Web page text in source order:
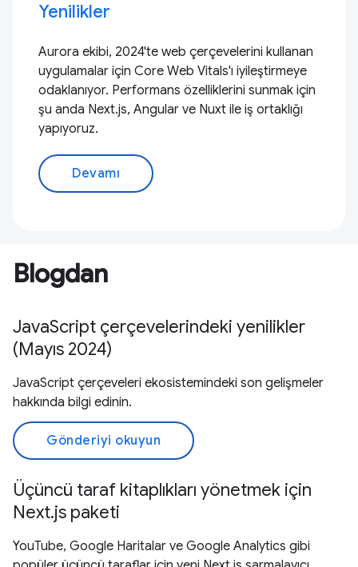
Yenilikler
Aurora ekibi, 2024'te web çerçevelerini kullanan
uygulamalar için Core Web Vitals'ı iyileştirmeye
odaklanıyor. Performans özelliklerini sunmak için
şu anda Next.js, Angular ve Nuxt ile iş ortaklığı
yapıyoruz.
Devamı
Blogdan
JavaScript çerçevelerindeki yenilikler
(Mayıs 2024)
JavaScript çerçeveleri ekosistemindeki son gelişmeler
hakkında bilgi edinin.
Gönderiyi okuyun
Üçüncü taraf kitaplıkları yönetmek için
Next.js paketi
YouTube, Google Haritalar ve Google Analytics gibi